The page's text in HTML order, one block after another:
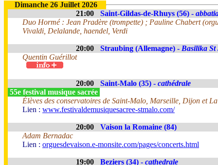
Dimanche 26 Juillet 2026
21:00
Saint-Gildas-de-Rhuys (56) -
Duo Hormé : Jean Pradère (trompette) ; Pauline Chabert
Vivaldi, Delalande, haendel, Verdi
20:00 Straubing (Allemagne) - Basilika St
Quentin Guérillot
20:00 Saint-Malo (35) - cathédrale
55e festival musique sacrée
Élèves des conservatoires de Saint-Malo, Marseille, Dijon et
Lien : www.festivaldemusiquesacree-stmalo.com/
20:00
Vaison la Romaine (84)
Adam Bernadac
Lien : orguesdevaison.e-monsite.com/pages/concerts.html
19:00 Beziers (34) - cathedrale